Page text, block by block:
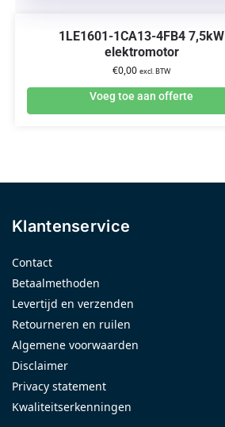
1LE1601-1CA13-4FB4 7,5kW
elektromotor
€0,00 excl. BTW
Voeg toe aan offerte
Klantenservice
Contact
Betaalmethoden
Levertijd en verzenden
Retourneren en ruilen
Algemene voorwaarden
Disclaimer
Privacy statement
Kwaliteitserkenningen